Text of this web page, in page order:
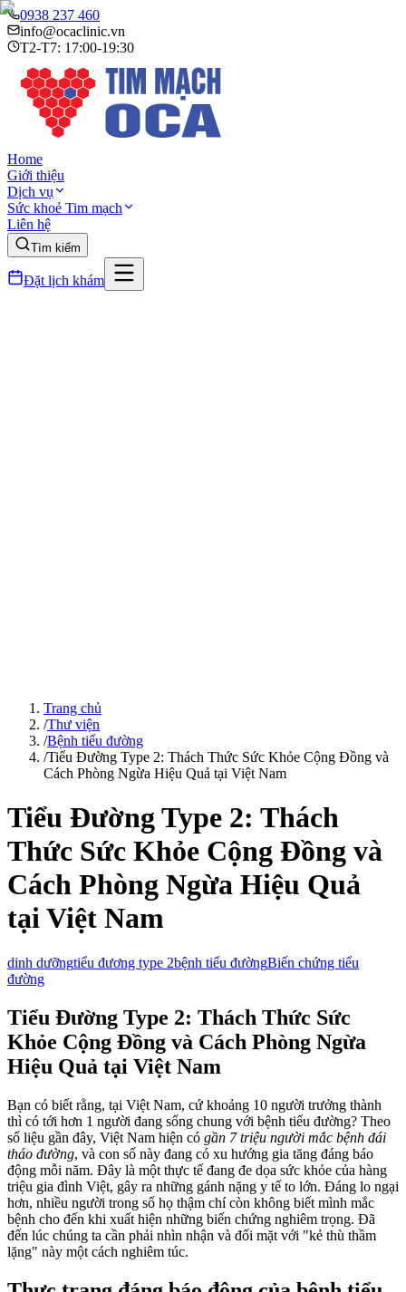
0938 237 460
info@ocaclinic.vn
T2-T7: 17:00-19:30
Home
Giới thiệu
Dịch vụ
Sức khoẻ Tim mạch
Liên hệ
Tìm kiếm
Đặt lịch khám
Trang chủ
/Thư viện
/Bệnh tiểu đường
/Tiểu Đường Type 2: Thách Thức Sức Khỏe Cộng Đồng và
Cách Phòng Ngừa Hiệu Quả tại Việt Nam
Tiểu Đường Type 2: Thách
Thức Sức Khỏe Cộng Đồng và
Cách Phòng Ngừa Hiệu Quả
tại Việt Nam
dinh dưỡngtiểu đương type 2bệnh tiểu đườngBiến chứng tiểu
đường
Tiểu Đường Type 2: Thách Thức Sức
Khỏe Cộng Đồng và Cách Phòng Ngừa
Hiệu Quả tại Việt Nam
Bạn có biết rằng, tại Việt Nam, cứ khoảng 10 người trưởng thành
thì có tới hơn 1 người đang sống chung với bệnh tiểu đường? Theo
số liệu gần đây, Việt Nam hiện có gần 7 triệu người mắc bệnh đái
tháo đường, và con số này đang có xu hướng gia tăng đáng báo
động mỗi năm. Đây là một thực tế đang đe dọa sức khỏe của hàng
triệu gia đình Việt, gây ra những gánh nặng y tế to lớn. Đáng lo ngại
hơn, nhiều người trong số họ thậm chí còn không biết mình mắc
bệnh cho đến khi xuất hiện những biến chứng nghiêm trọng. Đã
đến lúc chúng ta cần phải nhìn nhận và đối mặt với "kẻ thù thầm
lặng" này một cách nghiêm túc.